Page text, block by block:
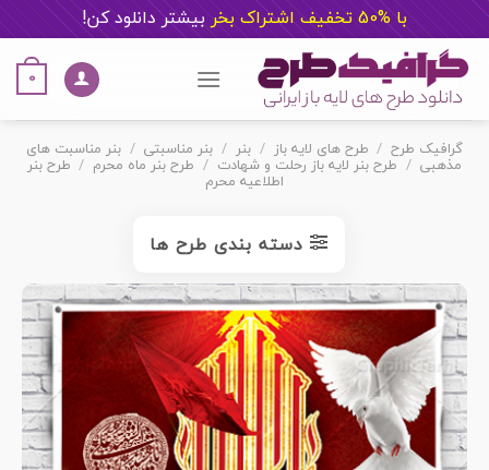
با %50 تخفیف اشتراک بخر بیشتر دانلود کن!
content
0
گرافیک طرح / طرح های لایه باز / بنر / بنر مناسبتی / بنر مناسبت های
مذهبی / طرح بنر لایه باز رحلت و شهادت / طرح بنر ماه محرم / طرح بنر
اطلاعیه محرم
دسته بندی طرح ها